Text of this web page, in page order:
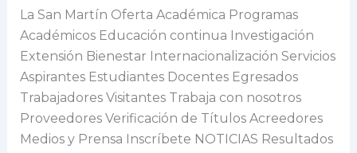
La San Martín Oferta Académica Programas
Académicos Educación continua Investigación
Extensión Bienestar Internacionalización Servicios
Aspirantes Estudiantes Docentes Egresados
Trabajadores Visitantes Trabaja con nosotros
Proveedores Verificación de Títulos Acreedores
Medios y Prensa Inscríbete NOTICIAS Resultados
próximo
Egresado
Miembro
del
Consejo
Superior
para